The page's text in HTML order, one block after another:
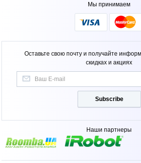
Мы принимаем
Оставьте свою почту и получайте
скидках и акциях
Subscribe
Наши партнеры